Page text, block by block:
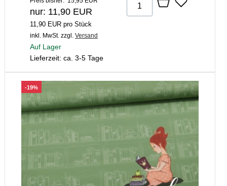
nur: 11,90 EUR
11,90 EUR pro Stück
inkl. MwSt. zzgl. Versand
Auf Lager
Lieferzeit: ca. 3-5 Tage
-19%